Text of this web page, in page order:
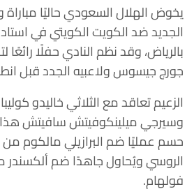
يخوض الهلال السعودي حاليًا
الجديد ضد الكويت الكويتي في
بالرياض، وقد نظم النادي حفلًا رائعًا
جورج جيسوس ولاعبيه الجدد قبل
الزعيم تعاقد مع الثلاثي خاليدو
وسيرجي ميلينكوفيتش سافيتش هذا
حسم عمليًا ضم البرازيلي مالكوم
الروسي ويُحاول جاهدًا ضم
فولهام.